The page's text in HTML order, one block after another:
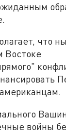
что
Востоке
войны